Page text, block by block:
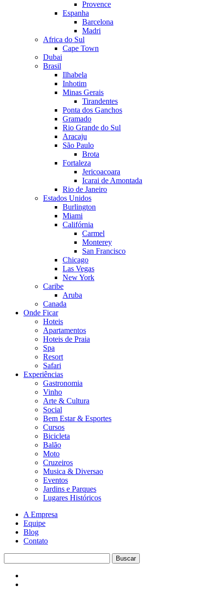
Provence
Espanha
Barcelona
Madri
Africa do Sul
Cape Town
Dubai
Brasil
Ilhabela
Inhotim
Minas Gerais
Tirandentes
Ponta dos Ganchos
Gramado
Rio Grande do Sul
Aracaju
São Paulo
Brota
Fortaleza
Jericoacoara
Icarai de Amontada
Rio de Janeiro
Estados Unidos
Burlington
Miami
Califórnia
Carmel
Monterey
San Francisco
Chicago
Las Vegas
New York
Caribe
Aruba
Canada
Onde Ficar
Hoteis
Apartamentos
Hoteis de Praia
Spa
Resort
Safari
Experiências
Gastronomia
Vinho
Arte & Cultura
Social
Bem Estar & Esportes
Cursos
Bicicleta
Balão
Moto
Cruzeiros
Musica & Diversao
Eventos
Jardins e Parques
Lugares Históricos
A Empresa
Equipe
Blog
Contato